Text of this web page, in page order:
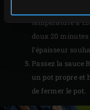
dessus.
température à
doux 20
l’épaisseur
Passez la sauce
un pot propre et
de fermer le pot.